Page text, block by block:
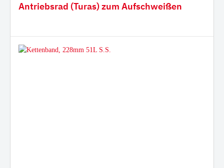
Antriebsrad (Turas) zum Aufschweißen